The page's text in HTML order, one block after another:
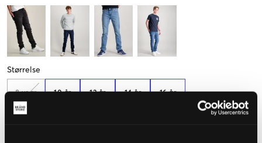
Størrelse
8 year
128 cm
10 år 12 år 14 år 16 år